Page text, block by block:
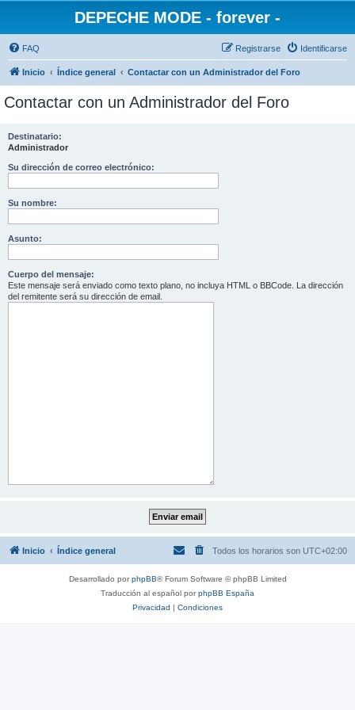
DEPECHE MODE - forever -
FAQ Identificarse
Registrarse
Inicio Índice general Contactar con un Administrador del Foro
Contactar con un Administrador del Foro
Destinatario:
Administrador
Su dirección de correo electrónico:
Su nombre:
Asunto:
Cuerpo del mensaje:
Este mensaje será enviado como texto plano, no incluya HTML o BBCode. La dirección
del remitente será su dirección de email.
Inicio Índice general Todos los horarios son UTC+02:00
Desarrollado porphpBB® Forum Software © phpBB Limited
Traducción al español porphpBB España
Privacidad | Condiciones